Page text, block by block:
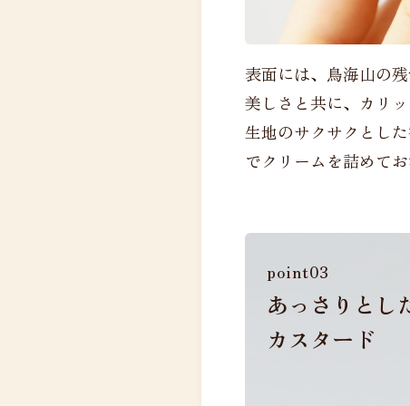
表面には、鳥海山の
美しさと共に、カリ
生地のサクサクとし
でクリームを詰めてお
point03
あっさりとし
カスタード